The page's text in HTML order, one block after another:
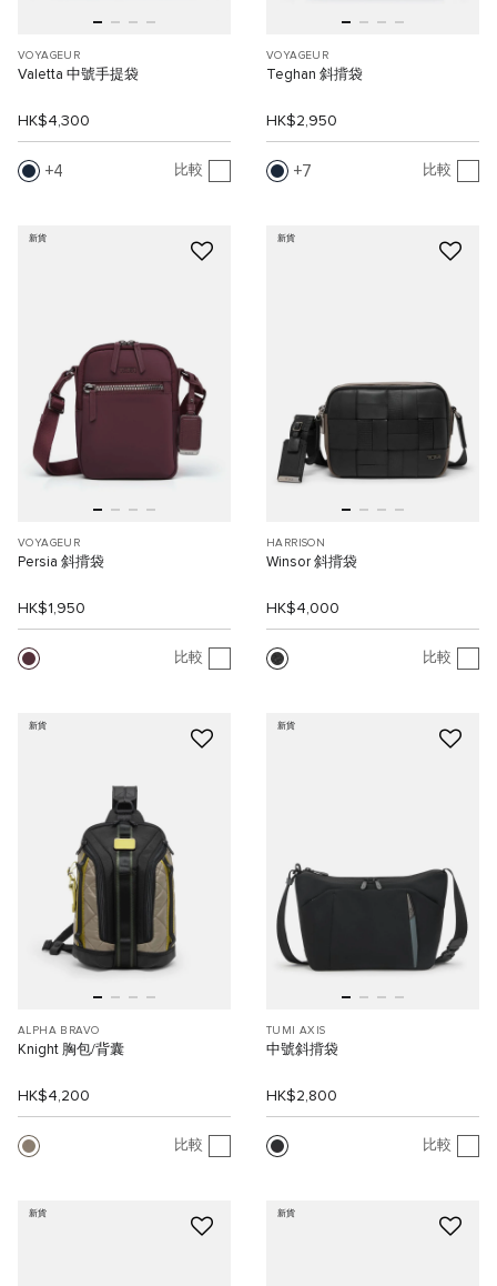
VOYAGEUR
Valetta 中號手提袋
HK$4,300
4 比較
VOYAGEUR
Teghan 斜揹袋
HK$2,950
7 比較
新貨
VOYAGEUR
Persia 斜揹袋
HK$1,950
比較
新貨
HARRISON
Winsor 斜揹袋
HK$4,000
比較
新貨
ALPHA BRAVO
Knight 胸包/背囊
HK$4,200
比較
新貨
TUMI AXIS
中號斜揹袋
HK$2,800
比較
新貨 新貨